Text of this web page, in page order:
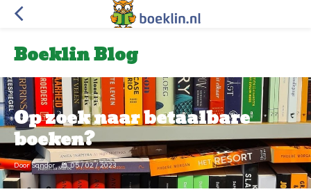
Boeklin Blog
Op zoek naar betaalbare
boeken?
Door Sandor 05 / 02 / 2023